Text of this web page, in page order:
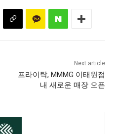
Next article
프라이탁, MMMG 이태원점
내 새로운 매장 오픈